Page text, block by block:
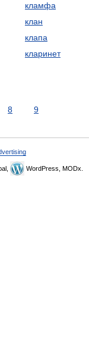
кламфа
клан
клапа
кларинет
8 9
WordPress, MODx.